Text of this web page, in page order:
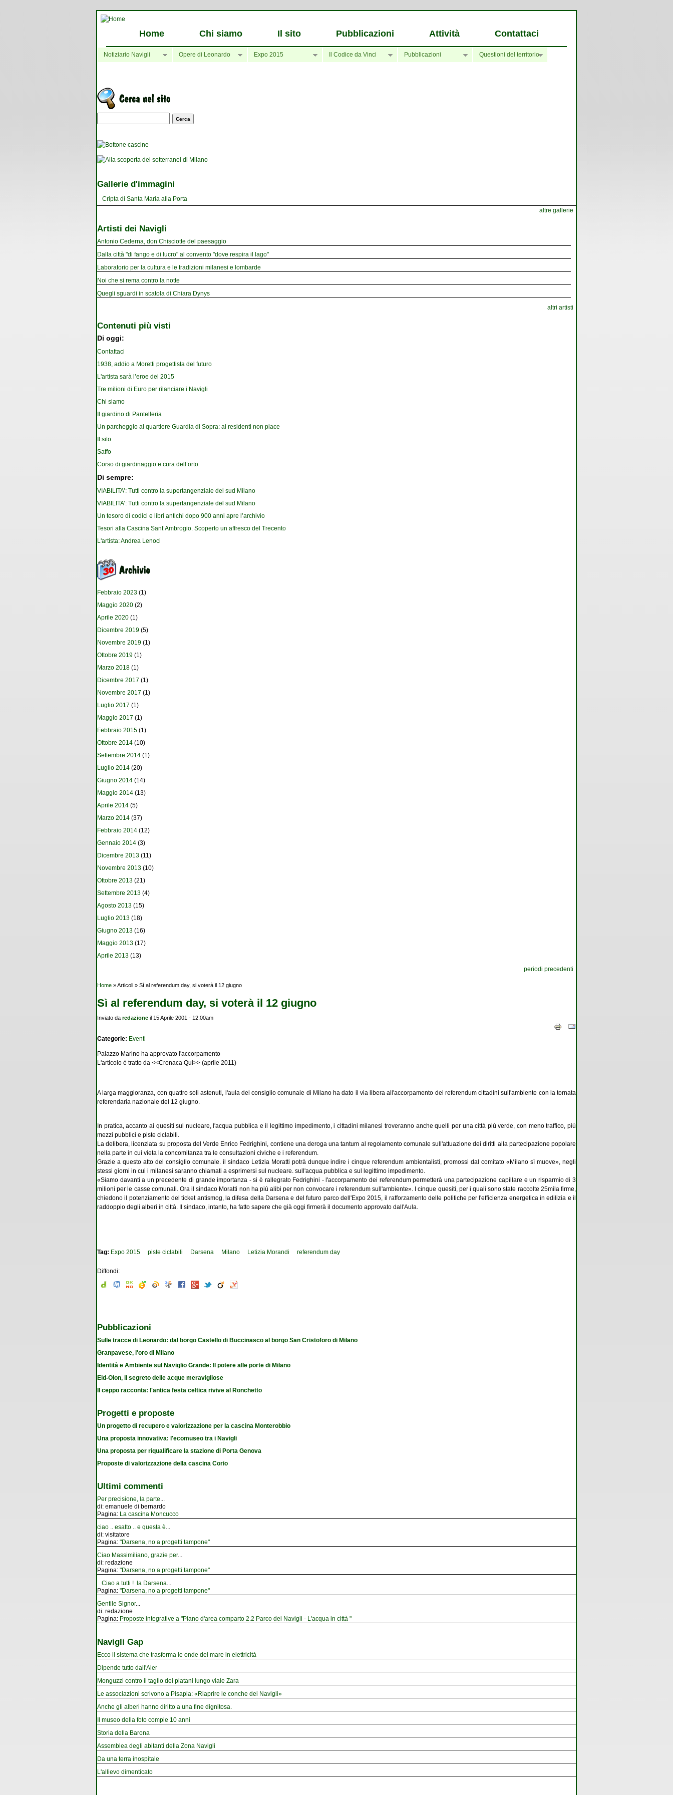
Home Chi siamo Il sito Pubblicazioni Attività Contattaci
Notiziario Navigli Opere di Leonardo Expo 2015 Il Codice da Vinci Pubblicazioni Questioni del territorio
Maschera di ricerca
Gallerie d'immagini
Cripta di Santa Maria alla Porta
altre gallerie
Artisti dei Navigli
Antonio Cederna, don Chisciotte del paesaggio
Dalla città "di fango e di lucro" al convento "dove respira il lago"
Laboratorio per la cultura e le tradizioni milanesi e lombarde
Noi che si rema contro la notte
Quegli sguardi in scatola di Chiara Dynys
altri artisti
Contenuti più visti
Di oggi:
Contattaci
1938, addio a Moretti progettista del futuro
L'artista sarà l’eroe del 2015
Tre milioni di Euro per rilanciare i Navigli
Chi siamo
Il giardino di Pantelleria
Un parcheggio al quartiere Guardia di Sopra: ai residenti non piace
Il sito
Saffo
Corso di giardinaggio e cura dell’orto
Di sempre:
VIABILITA’: Tutti contro la supertangenziale del sud Milano
VIABILITA’: Tutti contro la supertangenziale del sud Milano
Un tesoro di codici e libri antichi dopo 900 anni apre l’archivio
Tesori alla Cascina Sant’Ambrogio. Scoperto un affresco del Trecento
L'artista: Andrea Lenoci
Febbraio 2023 (1)
Maggio 2020 (2)
Aprile 2020 (1)
Dicembre 2019 (5)
Novembre 2019 (1)
Ottobre 2019 (1)
Marzo 2018 (1)
Dicembre 2017 (1)
Novembre 2017 (1)
Luglio 2017 (1)
Maggio 2017 (1)
Febbraio 2015 (1)
Ottobre 2014 (10)
Settembre 2014 (1)
Luglio 2014 (20)
Giugno 2014 (14)
Maggio 2014 (13)
Aprile 2014 (5)
Marzo 2014 (37)
Febbraio 2014 (12)
Gennaio 2014 (3)
Dicembre 2013 (11)
Novembre 2013 (10)
Ottobre 2013 (21)
Settembre 2013 (4)
Agosto 2013 (15)
Luglio 2013 (18)
Giugno 2013 (16)
Maggio 2013 (17)
Aprile 2013 (13)
periodi precedenti
Tu sei qui
Home » Articoli » Sì al referendum day, si voterà il 12 giugno
Sì al referendum day, si voterà il 12 giugno
Inviato da redazione il 15 Aprile 2001 - 12:00am
Categorie: Eventi
Palazzo Marino ha approvato l'accorpamento
L'articolo è tratto da <<Cronaca Qui>> (aprile 2011)
A larga maggioranza, con quattro soli astenuti, l'aula del consiglio comunale di Milano ha dato il via libera all'accorpamento dei referendum cittadini sull'ambiente con la tornata
referendaria nazionale del 12 giugno.
In pratica, accanto ai quesiti sul nucleare, l'acqua pubblica e il legittimo impedimento, i cittadini milanesi troveranno anche quelli per una città più verde, con meno traffico, più
mezzi pubblici e piste ciclabili.
La delibera, licenziata su proposta del Verde Enrico Fedrighini, contiene una deroga una tantum al regolamento comunale sull'attuazione dei diritti alla partecipazione popolare
nella parte in cui vieta la concomitanza tra le consultazioni civiche e i referendum.
Grazie a questo atto del consiglio comunale. il sindaco Letizia Moratti potrà dunque indire i cinque referendum ambientalisti, promossi dal comitato «Milano sì muove», negli
stessi giorni in cui i milanesi saranno chiamati a esprimersi sul nucleare. sull'acqua pubblica e sul legittimo impedimento.
«Siamo davanti a un precedente di grande importanza - si è rallegrato Fedrighini - l'accorpamento dei referendum permetterà una partecipazione capillare e un risparmio di 3
milioni per le casse comunali. Ora il sindaco Moratti non ha più alibi per non convocare i referendum sull'ambiente». I cinque quesiti, per i quali sono state raccolte 25mila firme,
chiedono il potenziamento del ticket antismog, la difesa della Darsena e del futuro parco dell'Expo 2015, il rafforzamento delle politiche per l'efficienza energetica in edilizia e il
raddoppio degli alberi in città. Il sindaco, intanto, ha fatto sapere che già oggi firmerà il documento approvato dall'Aula.
Tag: Expo 2015 piste ciclabili Darsena Milano Letizia Morandi referendum day
Diffondi:
Pubblicazioni
Sulle tracce di Leonardo: dal borgo Castello di Buccinasco al borgo San Cristoforo di Milano
Granpavese, l'oro di Milano
Identità e Ambiente sul Naviglio Grande: Il potere alle porte di Milano
Eid-Olon, il segreto delle acque meravigliose
Il ceppo racconta: l'antica festa celtica rivive al Ronchetto
Progetti e proposte
Un progetto di recupero e valorizzazione per la cascina Monterobbio
Una proposta innovativa: l'ecomuseo tra i Navigli
Una proposta per riqualificare la stazione di Porta Genova
Proposte di valorizzazione della cascina Corio
Ultimi commenti
Per precisione, la parte
di: emanuele di bernardo
Pagina: La cascina Moncucco
ciao .. esatto .. e questa è
di: visitatore
Pagina: "Darsena, no a progetti tampone"
Ciao Massimiliano, grazie per...
di: redazione
Pagina: "Darsena, no a progetti tampone"
Ciao a tutti ! la Darsena
Pagina: "Darsena, no a progetti tampone"
Gentile Signor...
di: redazione
Pagina: Proposte integrative a "Piano d'area comparto 2.2 Parco dei Navigli - L'acqua in città "
Navigli Gap
Ecco il sistema che trasforma le onde del mare in elettricità
Dipende tutto dall'Aler
Monguzzi contro il taglio dei platani lungo viale Zara
Le associazioni scrivono a Pisapia: «Riaprire le conche dei Navigli»
Anche gli alberi hanno diritto a una fine dignitosa.
Il museo della foto compie 10 anni
Storia della Barona
Assemblea degli abitanti della Zona Navigli
Da una terra inospitale
L'allievo dimenticato